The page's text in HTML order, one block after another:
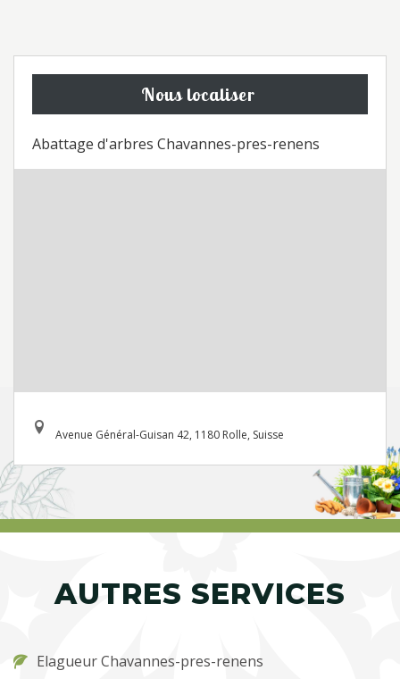
Nous localiser
Abattage d'arbres Chavannes-pres-renens
Avenue Général-Guisan 42, 1180 Rolle, Suisse
AUTRES SERVICES
Elagueur Chavannes-pres-renens